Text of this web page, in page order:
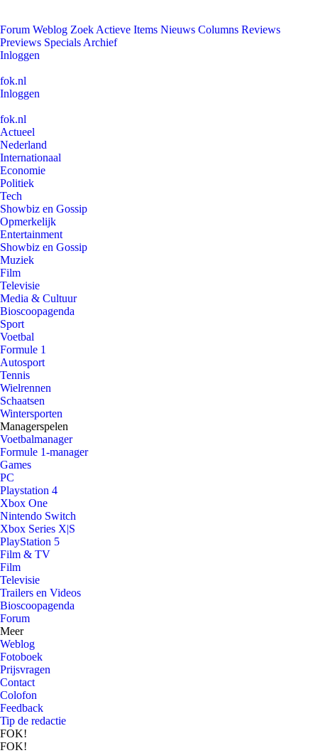
Forum Weblog Zoek Actieve Items Nieuws Columns Reviews
Previews Specials Archief
Inloggen
fok.nl
Inloggen
fok.nl
Actueel
Nederland
Internationaal
Economie
Politiek
Tech
Showbiz en Gossip
Opmerkelijk
Entertainment
Showbiz en Gossip
Muziek
Film
Televisie
Media & Cultuur
Bioscoopagenda
Sport
Voetbal
Formule 1
Autosport
Tennis
Wielrennen
Schaatsen
Wintersporten
Managerspelen
Voetbalmanager
Formule 1-manager
Games
PC
Playstation 4
Xbox One
Nintendo Switch
Xbox Series X|S
PlayStation 5
Film & TV
Film
Televisie
Trailers en Videos
Bioscoopagenda
Forum
Meer
Weblog
Fotoboek
Prijsvragen
Contact
Colofon
Feedback
Tip de redactie
FOK!
FOK!